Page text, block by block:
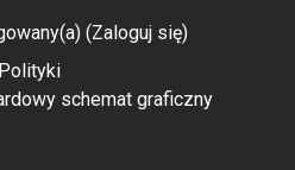
(Zaloguj się)
Polityki
schemat graficzny